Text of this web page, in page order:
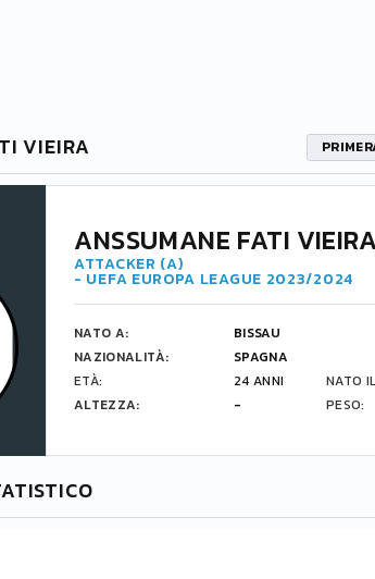
VIEIRA
ANSSUMANE FATI VIEIRA
ATTACKER (A)
- UEFA EUROPA LEAGUE 2023/2024
NATO A:
BISSAU
NAZIONALITÀ:
SPAGNA
ETÀ:
24 ANNI NATO
ALTEZZA:
- PESO: